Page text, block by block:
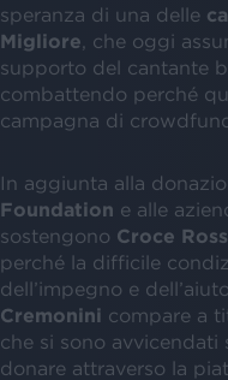
speranza di una delle
Migliore , che oggi
supporto del cantante
combattendo perché
campagna di
In aggiunta alla
Foundation e alle
sostengono Croce
perché la difficile
dell’impegno e
Cremonini compare a
che si sono
donare attraverso la